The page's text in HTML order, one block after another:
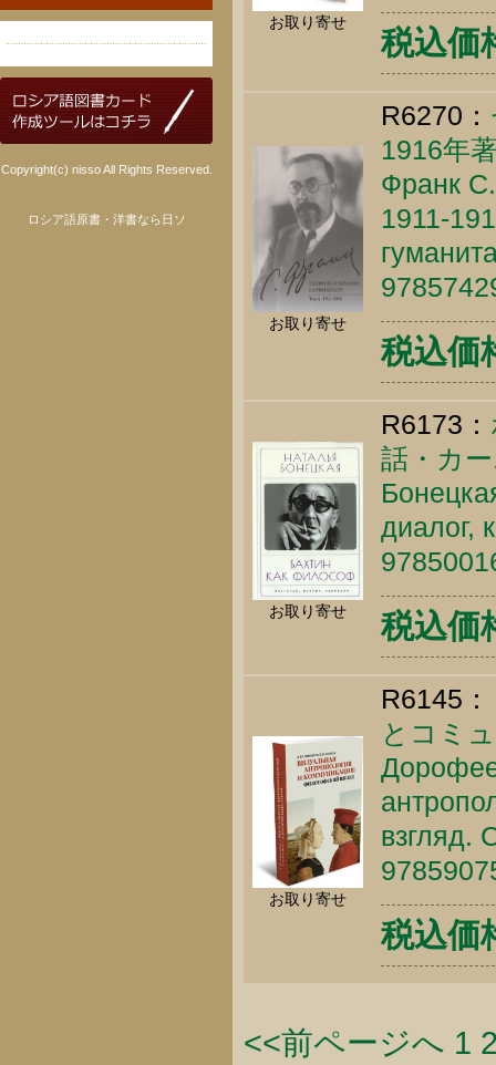
Copyright(c) nisso All Rights Reserved.
ロシア語原書・洋書なら日ソ
お取り寄せ
税込価
お取り寄せ
R6270：
1916年
Франк
1911-
税込価
お取り寄せ
R6173：
話・カ
диалог,
税込価
お取り寄せ
R6145：
とコミ
взгляд.
税込
<<前ページへ 1